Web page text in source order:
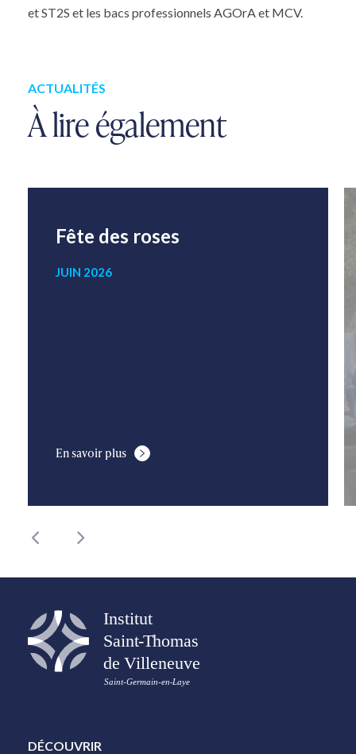
et ST2S et les bacs professionnels AGOrA et MCV.
ACTUALITÉS
À lire également
Fête des roses
JUIN 2026
En savoir plus
DÉCOUVRIR